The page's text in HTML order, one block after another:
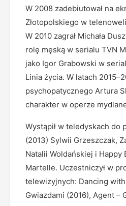
W 2008 zadebiutował na
Złotopolskiego w
W 2010 zagrał Michała
rolę męską w serialu TVN
jako Igor Grabowski w
Linia życia. W latach
psychopatycznego Artura
charakter w operze
Wystąpił w teledyskach do
(2013) Sylwii Grzeszczak,
Natalii Woldańskiej i Happy
Martelle. Uczestniczył w
telewizyjnych: Dancing
Gwiazdami (2016), Agent –